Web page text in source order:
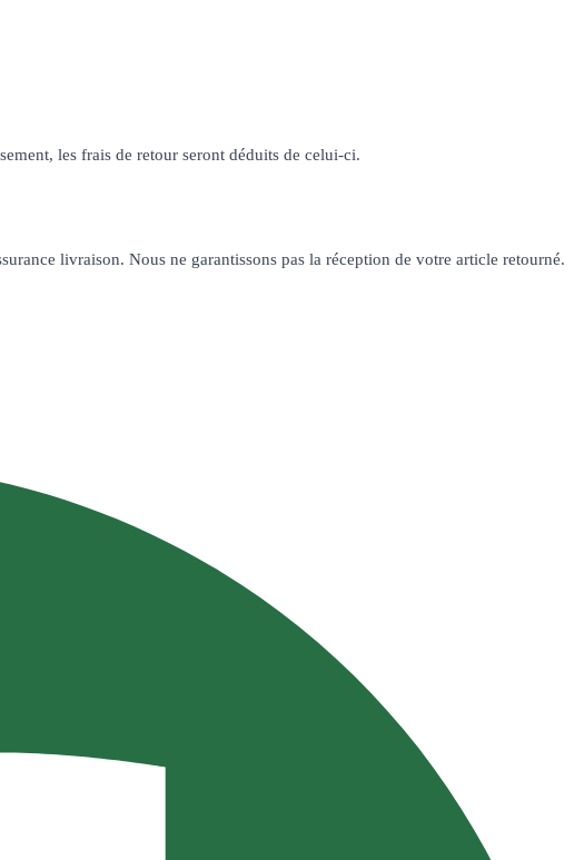
les frais de retour seront déduits de celui-ci.
livraison. Nous ne garantissons pas la réception de votre article retourné.